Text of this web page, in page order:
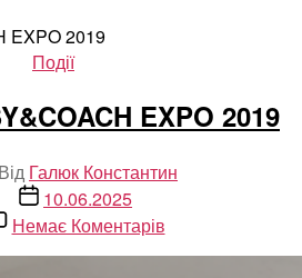
EXPO 2019
Категорії
Події
EXPO 2019
Від Галюк Константин
Дата
запису
10.06.2025
Немає Коментарівдо